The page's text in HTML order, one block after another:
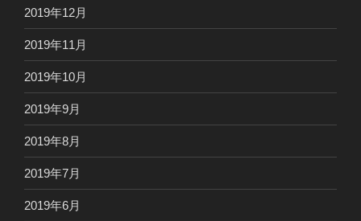
2019年12月
2019年11月
2019年10月
2019年9月
2019年8月
2019年7月
2019年6月